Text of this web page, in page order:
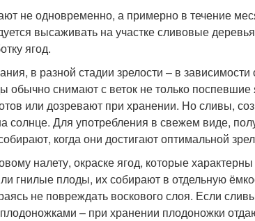
не одновременно, а примерно в течение
высаживать на участке сливовые
ягод.
в разной стадии зрелости – в зависимости
обычно снимают с веток не только
или дозревают при хранении. Но сливы,
солнце. Для употребления в свежем виде,
когда они достигают оптимальной
налету, окраске ягод, которые
гнилые плоды, их собирают в отдельную
не повреждать воскового слоя. Если
– при хранении плодоножки